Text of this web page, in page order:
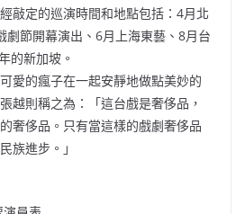
敲定的巡演時間和地點包括：4月北
劇節開幕演出、6月上海東藝、8月台
的新加坡。
愛的瘋子在一起安靜地做點美妙的
越則稱之為：「這台戲是奢侈品，
奢侈品。只有當這樣的戲劇奢侈品
族進步。」